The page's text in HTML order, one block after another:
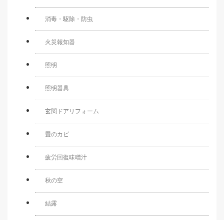
消毒・駆除・防虫
火災報知器
照明
照明器具
玄関ドアリフォーム
畳のカビ
疲労回復味噌汁
秋の空
結露